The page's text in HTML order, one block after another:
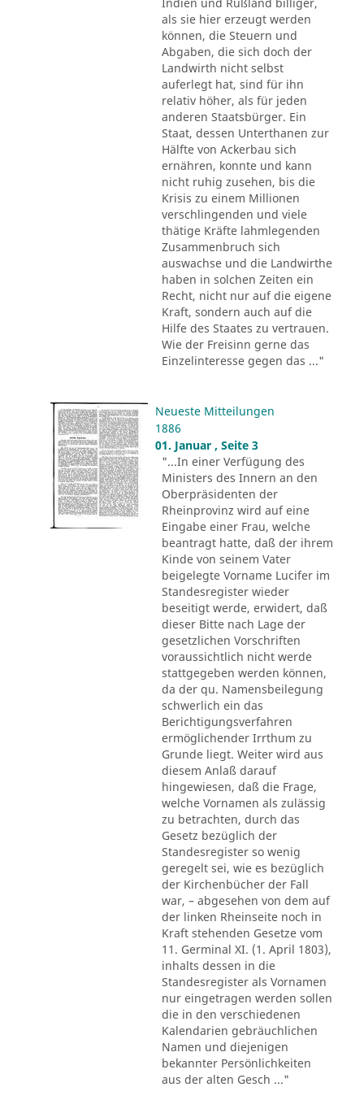
als sie hier erzeugt werden
können, die Steuern und
Abgaben, die sich doch der
Landwirth nicht selbst
auferlegt hat, sind für ihn
relativ höher, als für jeden
anderen Staatsbürger. Ein
Staat, dessen Unterthanen zur
Hälfte von Ackerbau sich
ernähren, konnte und kann
nicht ruhig zusehen, bis die
Krisis zu einem Millionen
verschlingenden und viele
thätige Kräfte lahmlegenden
Zusammenbruch sich
auswachse und die Landwirthe
haben in solchen Zeiten ein
Recht, nicht nur auf die eigene
Kraft, sondern auch auf die
Hilfe des Staates zu vertrauen.
Wie der Freisinn gerne das
Einzelinteresse gegen das ..."
Neueste Mitteilungen
1886
01. Januar , Seite 3
"...In einer Verfügung des
Ministers des Innern an den
Oberpräsidenten der
Rheinprovinz wird auf eine
Eingabe einer Frau, welche
beantragt hatte, daß der ihrem
Kinde von seinem Vater
beigelegte Vorname Lucifer im
Standesregister wieder
beseitigt werde, erwidert, daß
dieser Bitte nach Lage der
gesetzlichen Vorschriften
voraussichtlich nicht werde
stattgegeben werden können,
da der qu. Namensbeilegung
schwerlich ein das
Berichtigungsverfahren
ermöglichender Irrthum zu
Grunde liegt. Weiter wird aus
diesem Anlaß darauf
hingewiesen, daß die Frage,
welche Vornamen als zulässig
zu betrachten, durch das
Gesetz bezüglich der
Standesregister so wenig
geregelt sei, wie es bezüglich
der Kirchenbücher der Fall
war, – abgesehen von dem auf
der linken Rheinseite noch in
Kraft stehenden Gesetze vom
11. Germinal XI. (1. April 1803),
inhalts dessen in die
Standesregister als Vornamen
nur eingetragen werden sollen
die in den verschiedenen
Kalendarien gebräuchlichen
Namen und diejenigen
bekannter Persönlichkeiten
aus der alten Gesch ..."